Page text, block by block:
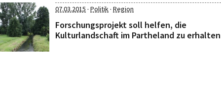
07.03.2015 · Politik· Region
Forschungsprojekt soll helfen, die
Kulturlandschaft im Partheland zu erhalten